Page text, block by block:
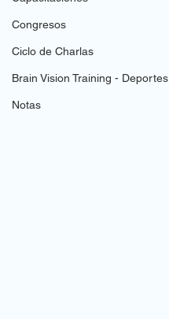
Congresos
Ciclo de Charlas
Brain Vision Training - Deportes
Notas